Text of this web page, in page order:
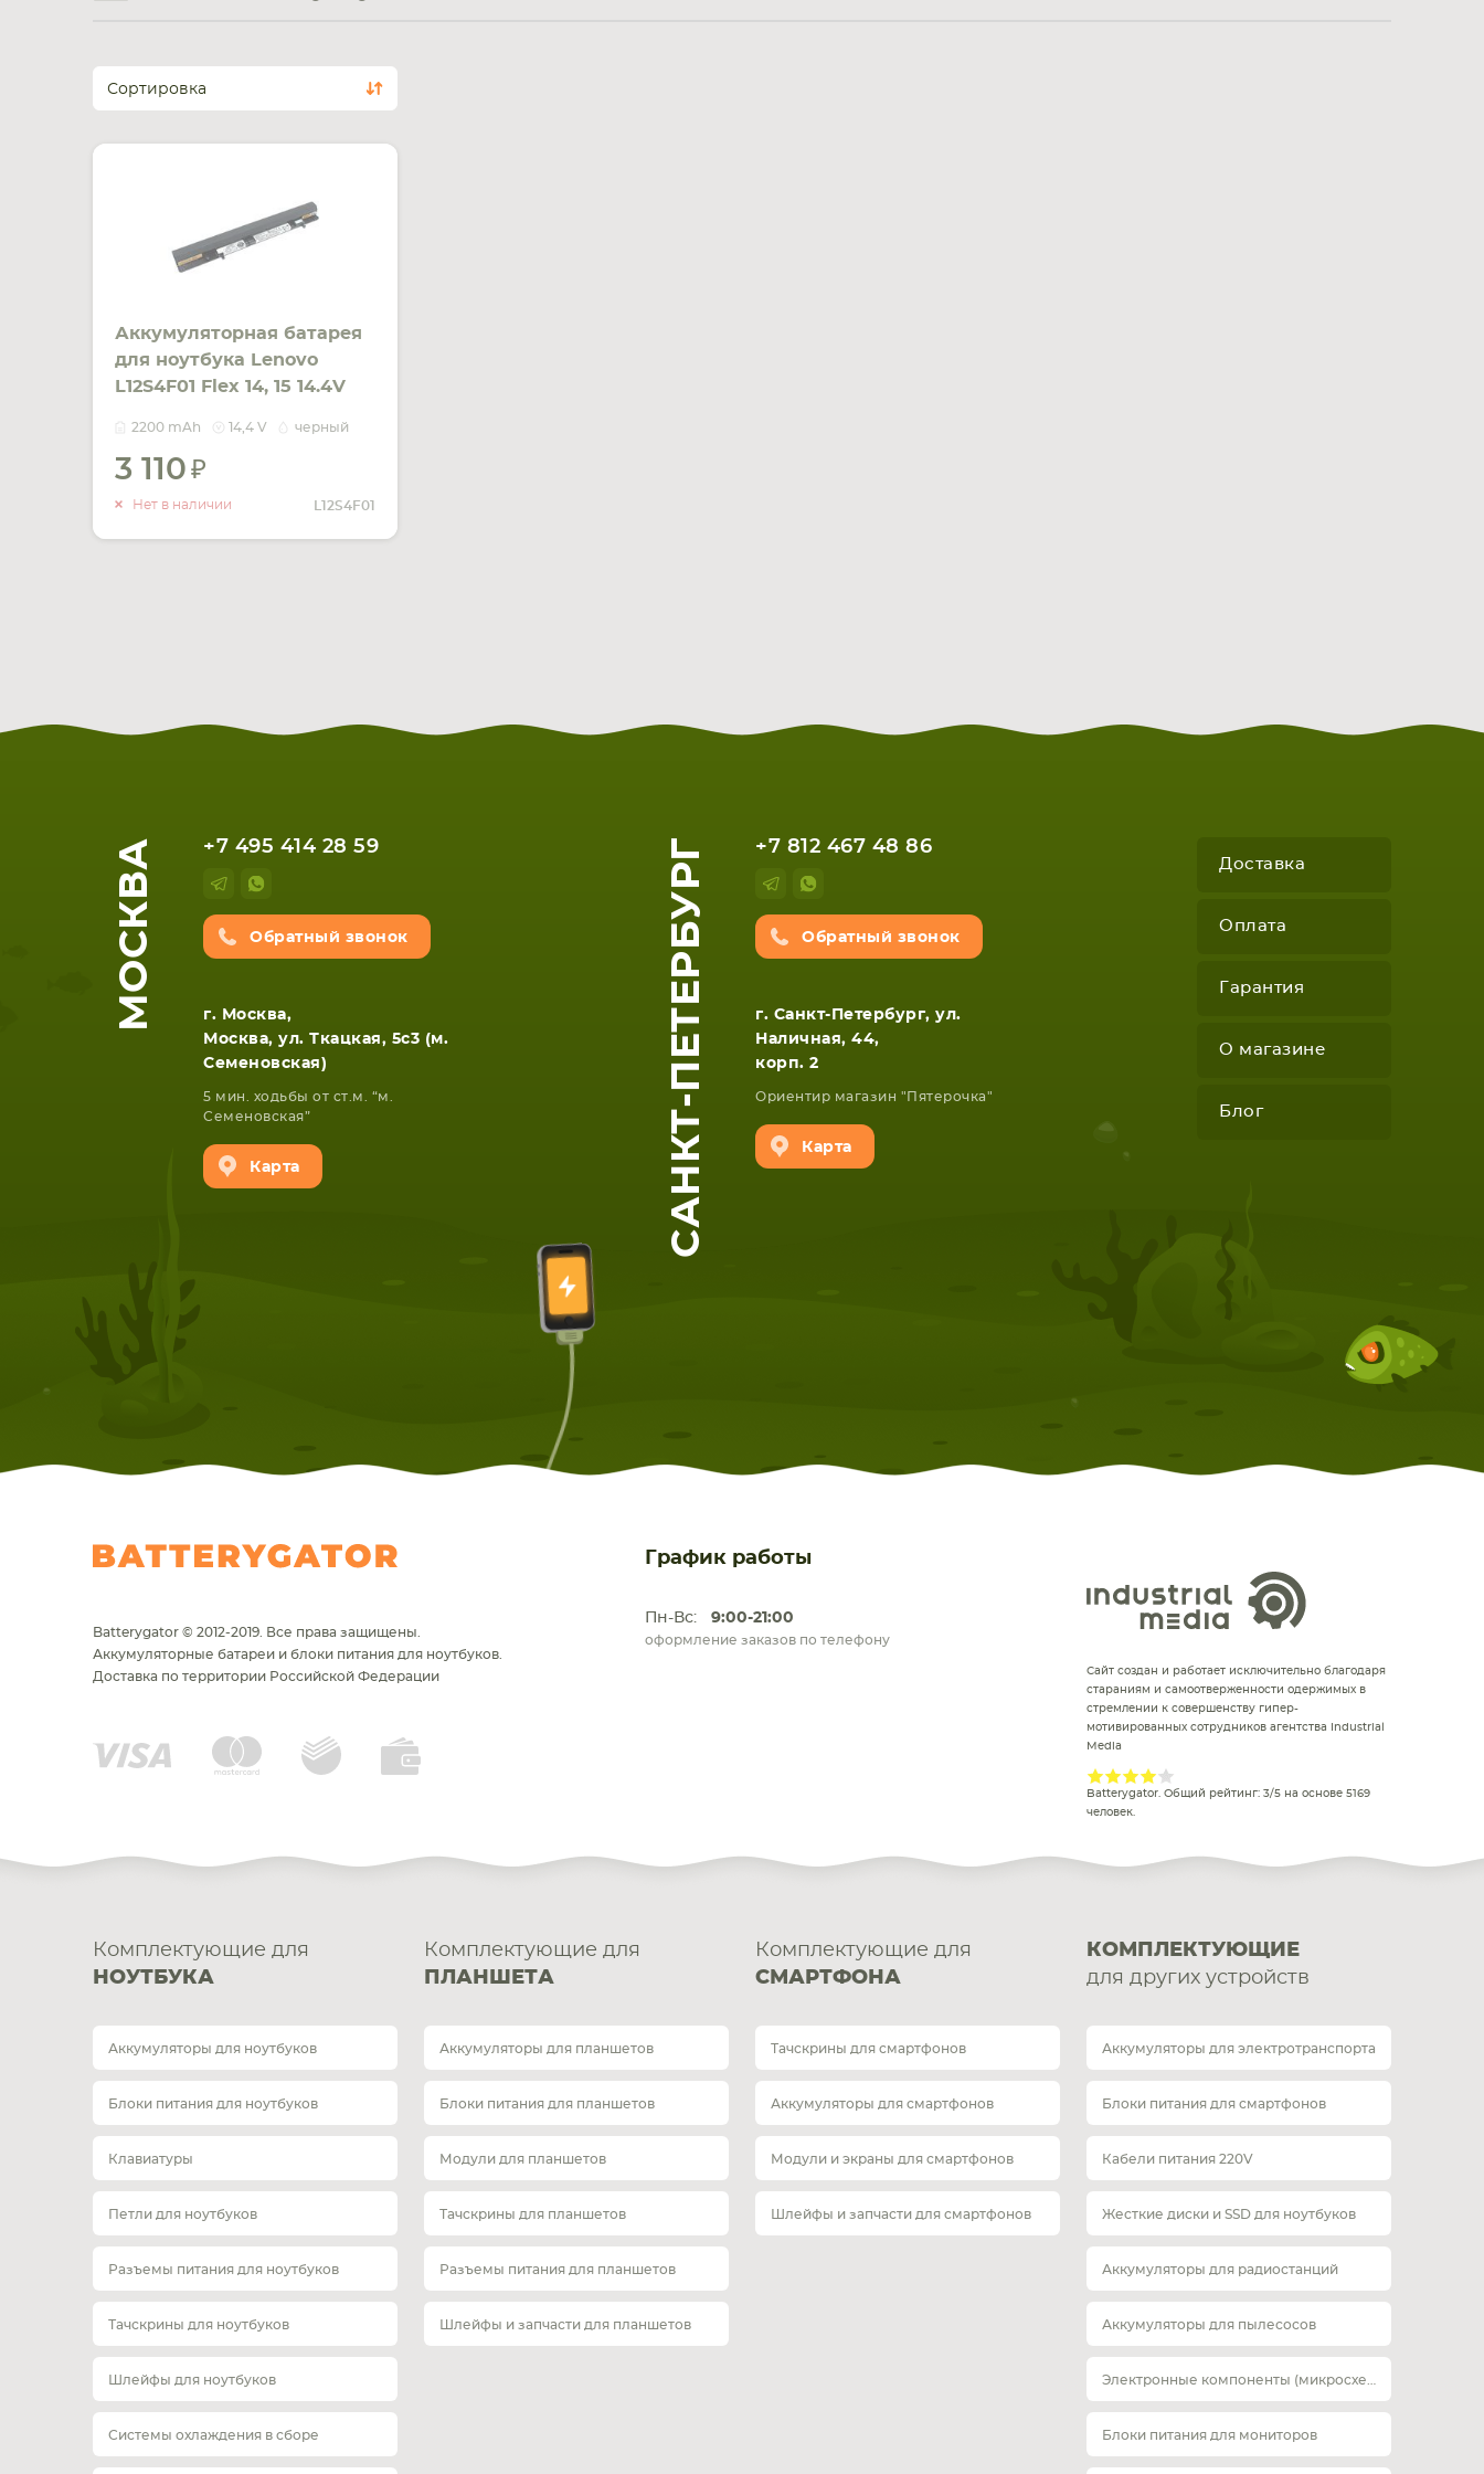
Сортировка
Аккумуляторная батарея
для ноутбука Lenovo
L12S4F01 Flex 14, 15 14.4V
2200 mAh 14,4 V черный
3 110
Нет в наличии L12S4F01
О НАЛИЧИИ
МОСКВА +7 495 414 28 59
Обратный звонок
г. Москва,
Москва, ул. Ткацкая, 5с3 (м.
Семеновская)
5 мин. ходьбы от ст.м. “м.
Семеновская”
Карта САНКТ-ПЕТЕРБУРГ +7 812 467 48 86
Обратный звонок
г. Санкт-Петербург, ул.
Наличная, 44,
корп. 2
Ориентир магазин "Пятерочка"
Карта
Доставка
Оплата
Гарантия
О магазине
Блог
График работы
Пн-Вс: 9:00-21:00
оформление заказов по телефону
Batterygator © 2012-2019. Все права защищены.
Аккумуляторные батареи и блоки питания для ноутбуков.
Доставка по территории Российской Федерации
Сайт создан и работает исключительно благодаря
стараниям и самоотверженности одержимых в
стремлении к совершенству гипер-
мотивированных сотрудников агентства Industrial
Media
Batterygator. Общий рейтинг: 3/5 на основе 5169
человек.
Комплектующие для
НОУТБУКА
Аккумуляторы для ноутбуков
Блоки питания для ноутбуков
Клавиатуры
Петли для ноутбуков
Разъемы питания для ноутбуков
Тачскрины для ноутбуков
Шлейфы для ноутбуков
Системы охлаждения в сборе
Комплектующие для
ПЛАНШЕТА
Аккумуляторы для планшетов
Блоки питания для планшетов
Модули для планшетов
Тачскрины для планшетов
Разъемы питания для планшетов
Шлейфы и запчасти для планшетов
Комплектующие для
СМАРТФОНА
Тачскрины для смартфонов
Аккумуляторы для смартфонов
Модули и экраны для смартфонов
Шлейфы и запчасти для смартфонов
КОМПЛЕКТУЮЩИЕ
для других устройств
Аккумуляторы для электротранспорта
Блоки питания для смартфонов
Кабели питания 220V
Жесткие диски и SSD для ноутбуков
Аккумуляторы для радиостанций
Аккумуляторы для пылесосов
Блоки питания для мониторов